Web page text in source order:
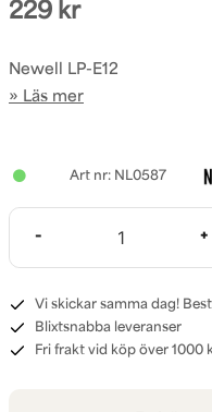
229 kr
Newell LP-E12
Läs mer
NL0587
- +
Vi skickar samma dag!
Blixtsnabba leveranser
Fri frakt vid köp över 1000